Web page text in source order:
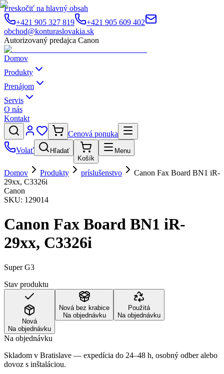
Preskočiť na hlavný obsah
+421 905 327 819
+421 905 609 402
obchod@konturaslovakia.sk
Autorizovaný predajca Canon
Domov
Produkty
Prenájom
Servis
O nás
Kontakt
Cenová ponuka
Volať
Hľadať
Košík
Menu
Domov Produkty príslušenstvo
Canon Fax Board BN1 iR-
29xx, C3326i
Canon
SKU: 129014
Canon Fax Board BN1 iR-
29xx, C3326i
Super G3
Stav produktu
Nová
Na objednávku
Nová bez krabice
Na objednávku
Použitá
Na objednávku
Na objednávku
Skladom v Bratislave — expedícia do 24–48 h, osobný odber alebo
dovoz s inštaláciou.